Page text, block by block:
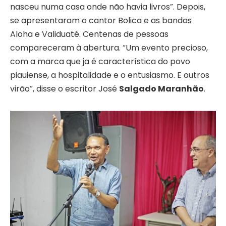
nasceu numa casa onde não havia livros”. Depois,
se apresentaram o cantor Bolica e as bandas
Aloha e Validuaté. Centenas de pessoas
compareceram à abertura. “Um evento precioso,
com a marca que ja é característica do povo
piauiense, a hospitalidade e o entusiasmo. E outros
virão”, disse o escritor José Salgado Maranhão.